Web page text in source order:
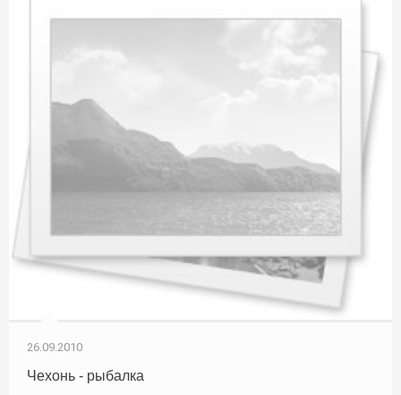
26.09.2010
Чехонь - рыбалка